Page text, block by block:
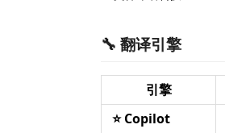
🔧 翻译引擎
引擎
⭐ Copilot